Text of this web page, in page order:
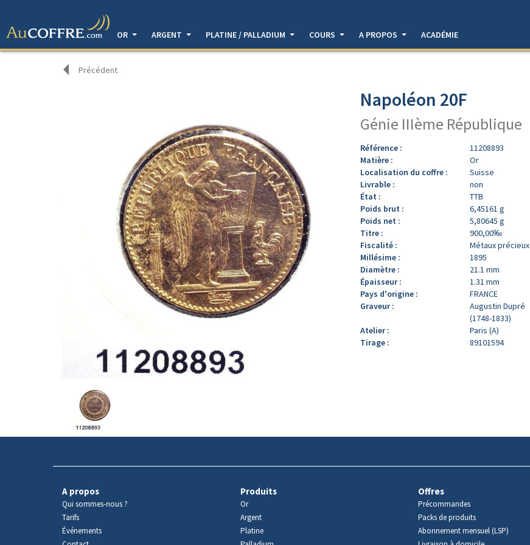
OR
ARGENT PLATINE / PALLADIUM COURS A PROPOS ACADÉMIE
Précédent
produit
Napoléon 20F
Génie IIIème République
Référence :
11208893
Matière :
Or
Localisation du coffre :
Suisse
Livrable :
non
État :
TTB
Poids brut :
6,45161 g
Poids net :
5,80645 g
Titre :
900,00‰
Fiscalité :
Métaux précieux
Millésime :
1895
Diamètre :
21.1 mm
Épaisseur :
1.31 mm
Pays d'origine :
FRANCE
Graveur :
Augustin Dupré
(1748-1833)
Atelier :
Paris (A)
Tirage :
89101594
A propos
Qui sommes-nous ?
Tarifs
Événements
Produits
Or
Argent
Platine
Offres
Précommandes
Packs de produits
Abonnement mensuel (LSP)